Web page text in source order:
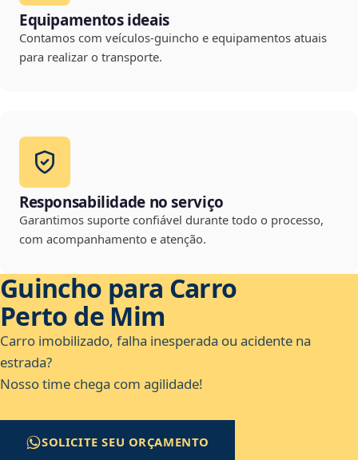
Equipamentos ideais
Contamos com veículos-guincho e equipamentos atuais
para realizar o transporte.
Responsabilidade no serviço
Garantimos suporte confiável durante todo o processo,
com acompanhamento e atenção.
Guincho para Carro
Perto de Mim
Carro imobilizado, falha inesperada ou acidente na
estrada?
Nosso time chega com agilidade!
SOLICITE SEU ORÇAMENTO